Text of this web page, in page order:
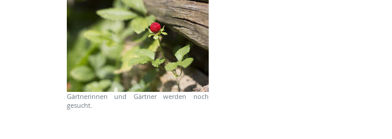
Gärtnerinnen und Gärtner werden noch
gesucht.